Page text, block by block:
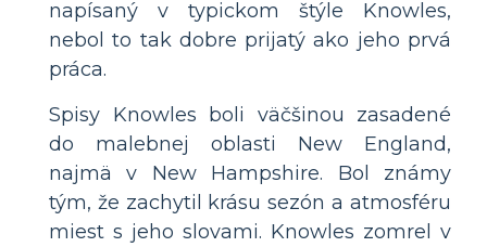
napísaný v typickom štýle Knowles,
nebol to tak dobre prijatý ako jeho prvá
práca.
Spisy Knowles boli väčšinou zasadené
do malebnej oblasti New England,
najmä v New Hampshire. Bol známy
tým, že zachytil krásu sezón a atmosféru
miest s jeho slovami. Knowles zomrel v